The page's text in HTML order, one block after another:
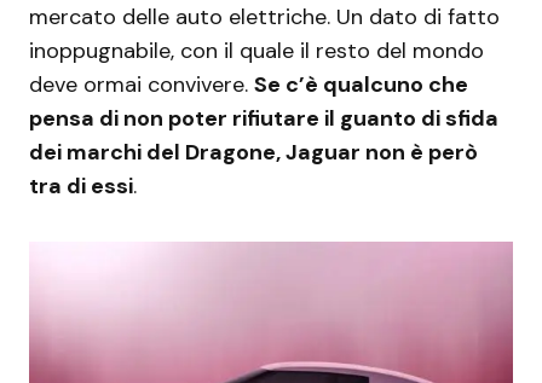
mercato delle auto elettriche. Un dato di fatto
inoppugnabile, con il quale il resto del mondo
deve ormai convivere. Se c’è qualcuno che
pensa di non poter rifiutare il guanto di sfida
dei marchi del Dragone, Jaguar non è però
tra di essi.